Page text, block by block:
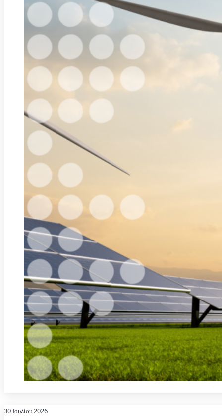
30 Ιουλίου 2026